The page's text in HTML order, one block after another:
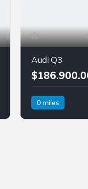
Audi Q3
0 miles